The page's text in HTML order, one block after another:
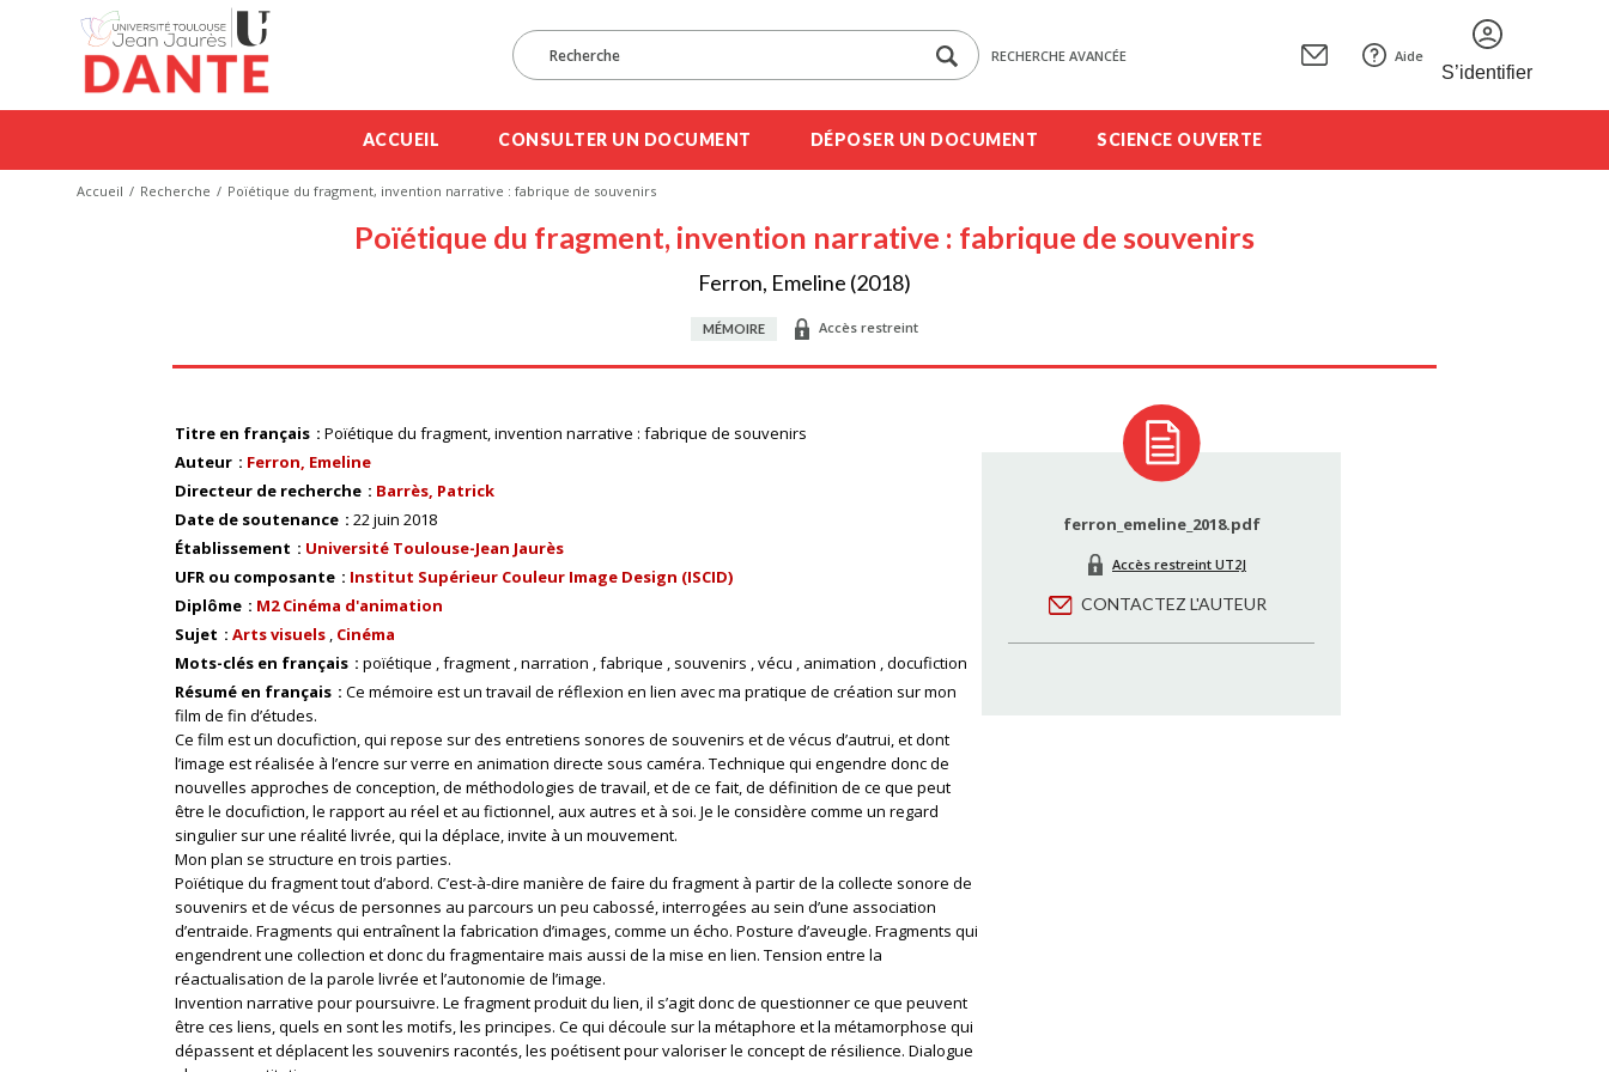
RECHERCHE AVANCÉE Aide
S’identifier
ACCUEIL CONSULTER UN DOCUMENT DÉPOSER UN DOCUMENT SCIENCE OUVERTE
Accueil Recherche Poïétique du fragment, invention narrative : fabrique de souvenirs
Poïétique du fragment, invention narrative : fabrique de souvenirs
Ferron, Emeline (2018)
MÉMOIRE Accès restreint
Titre en français
Poïétique du fragment, invention narrative : fabrique de souvenirs
Auteur
Ferron, Emeline
Directeur de recherche
Barrès, Patrick
Date de soutenance
22 juin 2018
Établissement
Université Toulouse-Jean Jaurès
UFR ou composante
Institut Supérieur Couleur Image Design (ISCID)
Diplôme
M2 Cinéma d'animation
Sujet
Arts visuels Cinéma
Mots-clés en français
poïétique fragment narration fabrique souvenirs vécu animation docufiction
Résumé en français
Ce mémoire est un travail de réflexion en lien avec ma pratique de création sur mon
film de fin d’études.
Ce film est un docufiction, qui repose sur des entretiens sonores de souvenirs et de vécus d’autrui, et dont
l’image est réalisée à l’encre sur verre en animation directe sous caméra. Technique qui engendre donc de
nouvelles approches de conception, de méthodologies de travail, et de ce fait, de définition de ce que peut
être le docufiction, le rapport au réel et au fictionnel, aux autres et à soi. Je le considère comme un regard
singulier sur une réalité livrée, qui la déplace, invite à un mouvement.
Mon plan se structure en trois parties.
Poïétique du fragment tout d’abord. C’est-à-dire manière de faire du fragment à partir de la collecte sonore de
souvenirs et de vécus de personnes au parcours un peu cabossé, interrogées au sein d’une association
d’entraide. Fragments qui entraînent la fabrication d’images, comme un écho. Posture d’aveugle. Fragments qui
engendrent une collection et donc du fragmentaire mais aussi de la mise en lien. Tension entre la
réactualisation de la parole livrée et l’autonomie de l’image.
Invention narrative pour poursuivre. Le fragment produit du lien, il s’agit donc de questionner ce que peuvent
être ces liens, quels en sont les motifs, les principes. Ce qui découle sur la métaphore et la métamorphose qui
dépassent et déplacent les souvenirs racontés, les poétisent pour valoriser le concept de résilience. Dialogue
ferron_emeline_2018.pdf
Accès restreint UT2J
CONTACTEZ L'AUTEUR